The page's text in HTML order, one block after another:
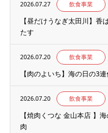
2026.07.27 飲食事業
【昼だけうなぎ太田川】
たす
2026.07.20 飲食事業
【肉のよいち】海の日の3
2026.07.20 飲食事業
【焼肉くつな 金山本店 】
肉